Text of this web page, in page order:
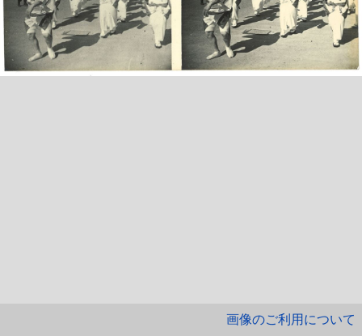
画像のご利用について